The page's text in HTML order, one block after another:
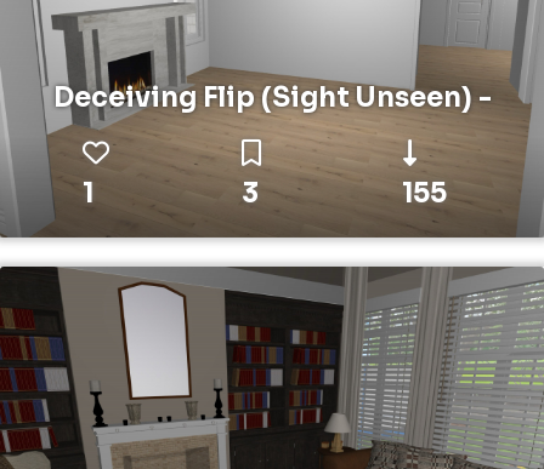
Deceiving Flip (Sight Unseen) -
1 3 155